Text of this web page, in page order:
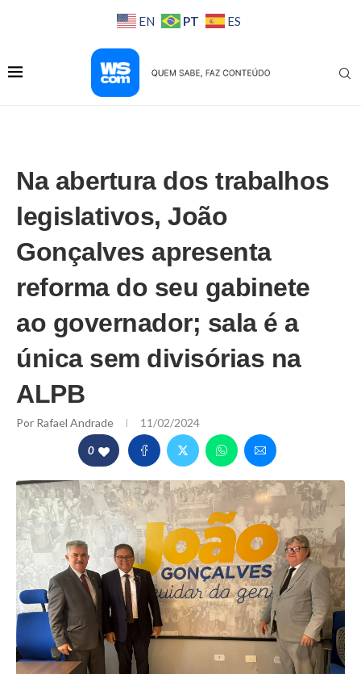
EN PT ES
Na abertura dos trabalhos
legislativos, João
Gonçalves apresenta
reforma do seu gabinete
ao governador; sala é a
única sem divisórias na
ALPB
Por Rafael Andrade 11/02/2024
0